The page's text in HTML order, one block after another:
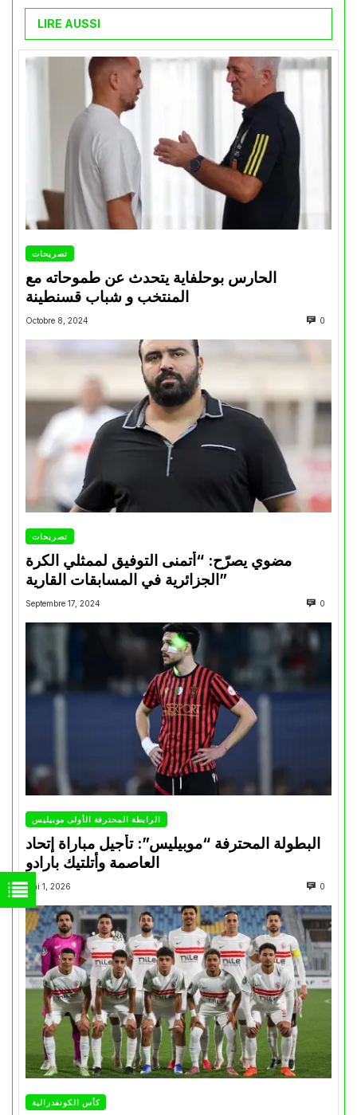
LIRE AUSSI
تصريحات
الحارس بوحلفاية يتحدث عن طموحاته مع
المنتخب و شباب قسنطينة
Octobre 8, 2024 0
تصريحات
مضوي يصرّح: “أتمنى التوفيق لممثلي الكرة
الجزائرية في المسابقات القارية”
Septembre 17, 2024 0
الرابطة المحترفة الأولى موبيليس
البطولة المحترفة “موبيليس”: تأجيل مباراة إتحاد
العاصمة وأتلتيك بارادو
Mai 1, 2026 0
كأس الكونفدرالية